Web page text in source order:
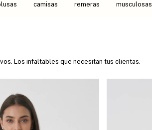
camisas remeras musculosas
Los infaltables que necesitan tus clientas.